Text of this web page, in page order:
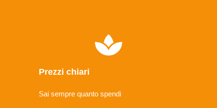
Prezzi chiari
Sai sempre quanto spendi